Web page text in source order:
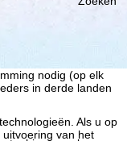
TravelTrex GmbH,
behulp van
nodig (op elk
in derde landen
Als u op
van het